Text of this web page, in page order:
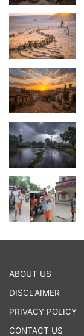
ABOUT US
DISCLAIMER
PRIVACY POLICY
CONTACT US